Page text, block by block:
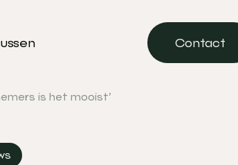
Contact
Contact
is het mooist’